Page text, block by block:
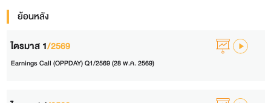
ย้อนหลัง
ไตรมาส 1/2569
Earnings Call (OPPDAY) Q1/2569 (28 พ.ค. 2569)